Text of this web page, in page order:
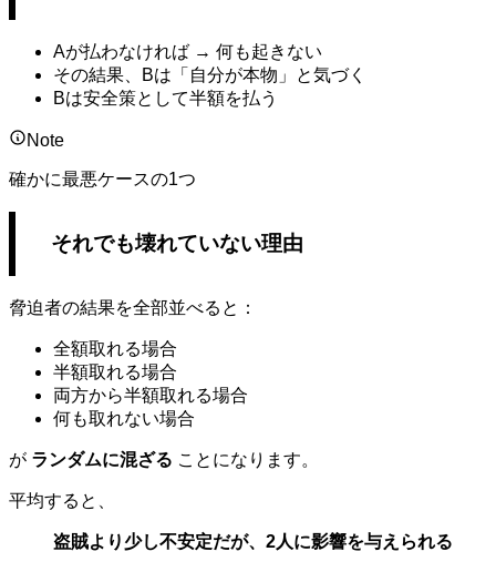
Aが払わなければ → 何も起きない
その結果、Bは「自分が本物」と気づく
Bは安全策として半額を払う
Note
確かに最悪ケースの1つ
それでも壊れていない理由
脅迫者の結果を全部並べると：
全額取れる場合
半額取れる場合
両方から半額取れる場合
何も取れない場合
が ランダムに混ざる ことになります。
平均すると、
盗賊より少し不安定だが、2人に影響を与えられる